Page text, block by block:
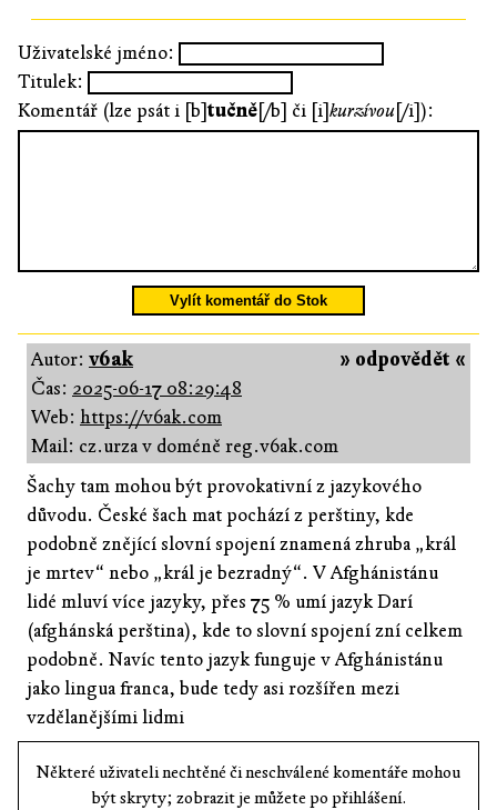
Uživatelské jméno:
Titulek:
Komentář (lze psát i [b]tučně[/b] či [i]kurzívou[/i]):
Vylít komentář do Stok
» odpovědět «
Autor: v6ak
Čas: 2025-06-17 08:29:48
Web: https://v6ak.com
Mail: cz.urza v doméně reg.v6ak.com
Šachy tam mohou být provokativní z jazykového
důvodu. České šach mat pochází z perštiny, kde
podobně znějící slovní spojení znamená zhruba „král
je mrtev“ nebo „král je bezradný“. V Afghánistánu
lidé mluví více jazyky, přes 75 % umí jazyk Darí
(afghánská perština), kde to slovní spojení zní celkem
podobně. Navíc tento jazyk funguje v Afghánistánu
jako lingua franca, bude tedy asi rozšířen mezi
vzdělanějšími lidmi
Některé uživateli nechtěné či neschválené komentáře mohou
být skryty; zobrazit je můžete po přihlášení.